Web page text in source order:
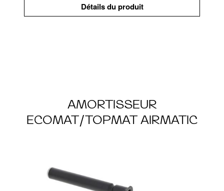
Détails du produit
AMORTISSEUR
ECOMAT/TOPMAT AIRMATIC